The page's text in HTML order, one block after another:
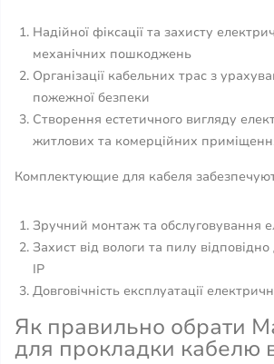
Надійної фіксації та захисту
механічних пошкоджень
Організації кабельних трас з
пожежної безпеки
Створення естетичного вигляду
житлових та комерційних
Комплектующие для кабеля
Зручний монтаж та обслуговування
Захист від вологи та пилу
IP
Довговічність експлуатації
Як правильно обрати
для прокладки кабелю